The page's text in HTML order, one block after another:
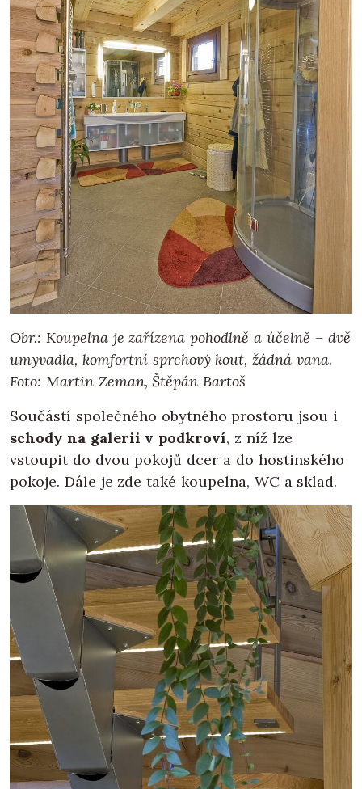
Obr.: Koupelna je zařízena pohodlně a účelně – dvě
umyvadla, komfortní sprchový kout, žádná vana.
Foto: Martin Zeman, Štěpán Bartoš
Součástí společného obytného prostoru jsou i
schody na galerii v podkroví, z níž lze
vstoupit do dvou pokojů dcer a do hostinského
pokoje. Dále je zde také koupelna, WC a sklad.